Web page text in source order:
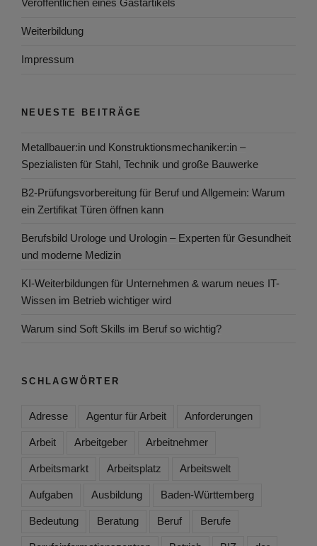
Veröffentlichen eines Gastartikels
Weiterbildung
Impressum
NEUESTE BEITRÄGE
Metallbauer:in und Konstruktionsmechaniker:in –
Spezialisten für Stahl, Technik und große Bauwerke
B2-Prüfungsvorbereitung für Beruf und Allgemein: Warum
ein Zertifikat Türen öffnen kann
Berufsbild Urologe und Urologin – Experten für Gesundheit
und moderne Medizin
KI-Weiterbildungen für Unternehmen & warum neues IT-
Wissen im Betrieb wichtiger wird
Warum sind Soft Skills im Beruf so wichtig?
SCHLAGWÖRTER
Adresse Agentur für Arbeit Anforderungen
Arbeit Arbeitgeber Arbeitnehmer
Arbeitsmarkt Arbeitsplatz Arbeitswelt
Aufgaben Ausbildung Baden-Württemberg
Bedeutung Beratung Beruf Berufe